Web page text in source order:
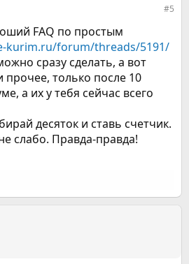
#5
FAQ по простым
kurim.ru/forum/threads/5191/
сразу сделать, а вот
прочее, только после 10
а их у тебя сейчас всего
десяток и ставь счетчик.
слабо. Правда-правда!